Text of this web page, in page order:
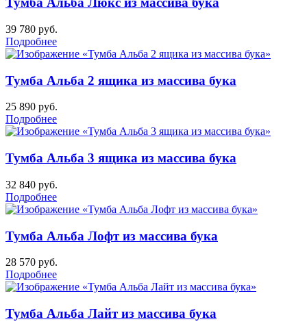
39 780 руб.
Подробнее
Тумба Альба 2 ящика из массива бука
25 890 руб.
Подробнее
Тумба Альба 3 ящика из массива бука
32 840 руб.
Подробнее
Тумба Альба Лофт из массива бука
28 570 руб.
Подробнее
Тумба Альба Лайт из массива бука